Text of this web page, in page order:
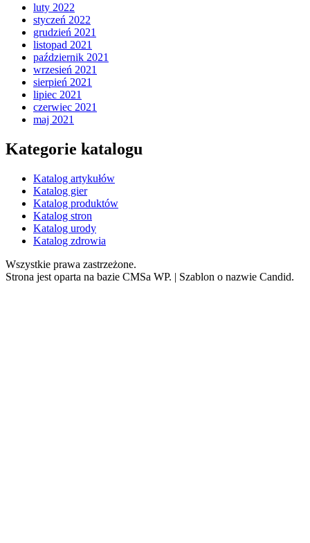
luty 2022
styczeń 2022
grudzień 2021
listopad 2021
październik 2021
wrzesień 2021
sierpień 2021
lipiec 2021
czerwiec 2021
maj 2021
Kategorie katalogu
Katalog artykułów
Katalog gier
Katalog produktów
Katalog stron
Katalog urody
Katalog zdrowia
Wszystkie prawa zastrzeżone.
Strona jest oparta na bazie CMSa WP. | Szablon o nazwie Candid.